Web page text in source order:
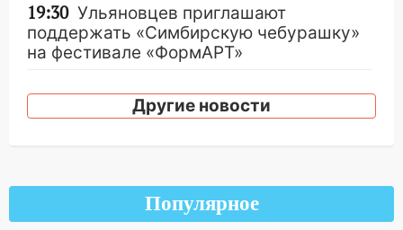
19:30 Ульяновцев приглашают
поддержать «Симбирскую чебурашку»
на фестивале «ФормАРТ»
пилотным регионом проекта
«Культурное долголетие»
новых аппаратов ИВЛ
Другие новости
Популярное